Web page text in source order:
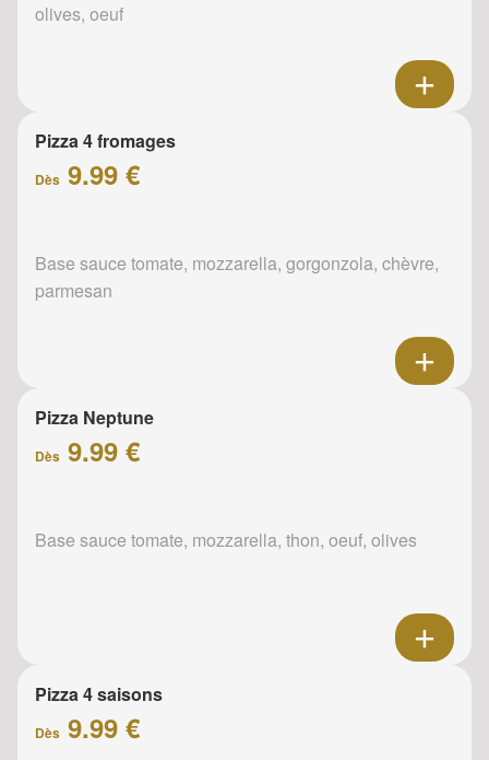
olives, oeuf
Pizza 4 fromages
Dès 9.99 €
Base sauce tomate, mozzarella, gorgonzola, chèvre,
parmesan
Pizza Neptune
Dès 9.99 €
Base sauce tomate, mozzarella, thon, oeuf, olives
Pizza 4 saisons
Dès 9.99 €